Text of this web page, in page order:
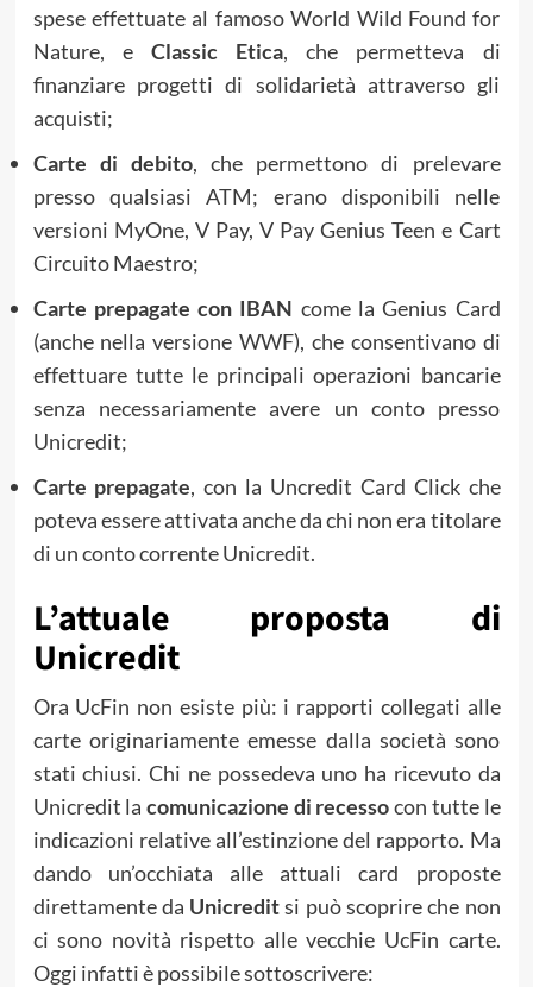
spese effettuate al famoso World Wild Found for
Nature, e Classic Etica, che permetteva di
finanziare progetti di solidarietà attraverso gli
acquisti;
Carte di debito, che permettono di prelevare
presso qualsiasi ATM; erano disponibili nelle
versioni MyOne, V Pay, V Pay Genius Teen e Cart
Circuito Maestro;
Carte prepagate con IBAN come la Genius Card
(anche nella versione WWF), che consentivano di
effettuare tutte le principali operazioni bancarie
senza necessariamente avere un conto presso
Unicredit;
Carte prepagate, con la Uncredit Card Click che
poteva essere attivata anche da chi non era titolare
di un conto corrente Unicredit.
L’attuale proposta di
Unicredit
Ora UcFin non esiste più: i rapporti collegati alle
carte originariamente emesse dalla società sono
stati chiusi. Chi ne possedeva uno ha ricevuto da
Unicredit la comunicazione di recessocon tutte le
indicazioni relative all’estinzione del rapporto. Ma
dando un’occhiata alle attuali card proposte
direttamente da Unicreditsi può scoprire che non
ci sono novità rispetto alle vecchie UcFin carte.
Oggi infatti è possibile sottoscrivere: